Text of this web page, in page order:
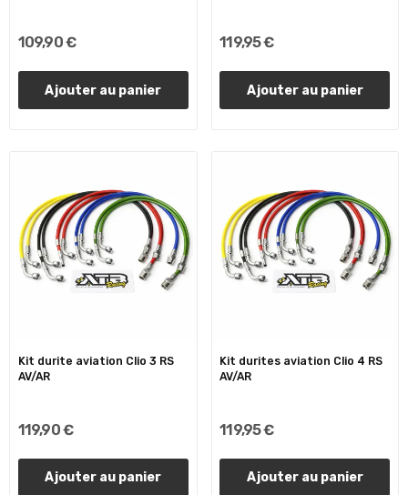
109,90 €
Ajouter au panier
119,95 €
Ajouter au panier
Kit durite aviation Clio 3 RS
AV/AR
119,90 €
Ajouter au panier
Kit durites aviation Clio 4 RS
AV/AR
119,95 €
Ajouter au panier